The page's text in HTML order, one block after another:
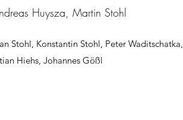
Huysza, Martin Stohl
Stohl, Konstantin Stohl, Peter Waditschatka,
Hiehs, Johannes Gößl